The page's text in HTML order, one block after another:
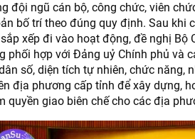
đội ngũ cán bộ, công chức, viên
bố trí theo đúng quy định. Sau khi
xếp đi vào hoạt động, đề nghị Bộ
phối hợp với Đảng uỷ Chính phủ và
số, diện tích tự nhiên, chức năng,
địa phương cấp tỉnh để xây dựng,
quyền giao biên chế cho các địa